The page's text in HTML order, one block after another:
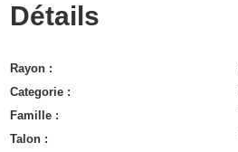
Détails
Rayon :
Categorie :
Famille :
Talon :